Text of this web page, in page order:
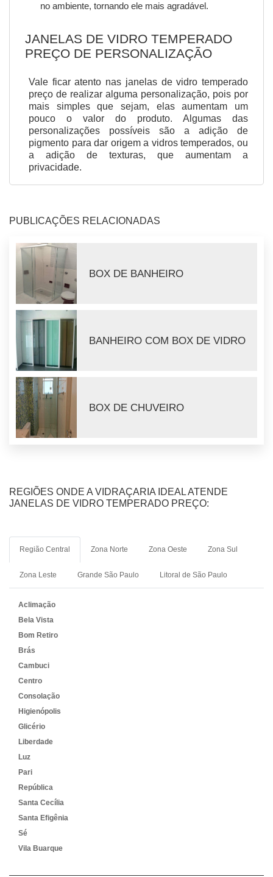
no ambiente, tornando ele mais agradável.
JANELAS DE VIDRO TEMPERADO
PREÇO DE PERSONALIZAÇÃO
Vale ficar atento nas janelas de vidro temperado
preço de realizar alguma personalização, pois por
mais simples que sejam, elas aumentam um
pouco o valor do produto. Algumas das
personalizações possíveis são a adição de
pigmento para dar origem a vidros temperados, ou
a adição de texturas, que aumentam a
privacidade.
PUBLICAÇÕES RELACIONADAS
BOX DE BANHEIRO
BANHEIRO COM BOX DE VIDRO
BOX DE CHUVEIRO
REGIÕES ONDE A VIDRAÇARIA IDEAL ATENDE
JANELAS DE VIDRO TEMPERADO PREÇO:
Região Central Zona Norte Zona Oeste Zona Sul
Zona Leste Grande São Paulo Litoral de São Paulo
Aclimação
Bela Vista
Bom Retiro
Brás
Cambuci
Centro
Consolação
Higienópolis
Glicério
Liberdade
Luz
Pari
República
Santa Cecília
Santa Efigênia
Sé
Vila Buarque